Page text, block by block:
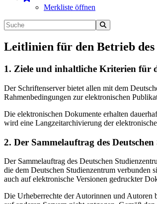
Merkliste öffnen
Leitlinien für den Betrieb
1. Ziele und inhaltliche Kriterien für
Der Schriftenserver bietet allen mit dem
Rahmenbedingungen zur elektronischen
Die elektronischen Dokumente erhalten
wird eine Langzeitarchivierung der
2. Der Sammelauftrag des
Der Sammelauftrag des Deutschen
die dem Deutschen Studienzentrum
auch auf elektronische Versionen gedruckter
Die Urheberrechte der Autorinnen und